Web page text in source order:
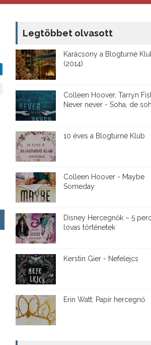
Legtöbbet olvasott
Karácsony a Blogturné
(2014)
Colleen Hoover, Tarryn
Never never - Soha, de
10 éves a Blogturné Klub
Colleen Hoover - Maybe
Someday
Disney ​Hercegnők – 5
lovas történetek
Kerstin Gier - Nefelejcs
Erin Watt: Papír hercegnő